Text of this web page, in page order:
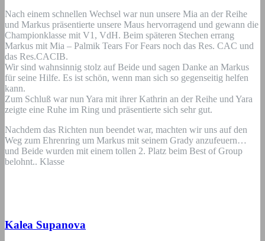
Nach einem schnellen Wechsel war nun unsere Mia an der Reihe
und Markus präsentierte unsere Maus hervorragend und gewann die
Championklasse mit V1, VdH. Beim späteren Stechen errang
Markus mit Mia – Palmik Tears For Fears noch das Res. CAC und
das Res.CACIB.
Wir sind wahnsinnig stolz auf Beide und sagen Danke an Markus
für seine Hilfe. Es ist schön, wenn man sich so gegenseitig helfen
kann.
Zum Schluß war nun Yara mit ihrer Kathrin an der Reihe und Yara
zeigte eine Ruhe im Ring und präsentierte sich sehr gut.
Nachdem das Richten nun beendet war, machten wir uns auf den
Weg zum Ehrenring um Markus mit seinem Grady anzufeuern…
und Beide wurden mit einem tollen 2. Platz beim Best of Group
belohnt.. Klasse
Kalea Supanova